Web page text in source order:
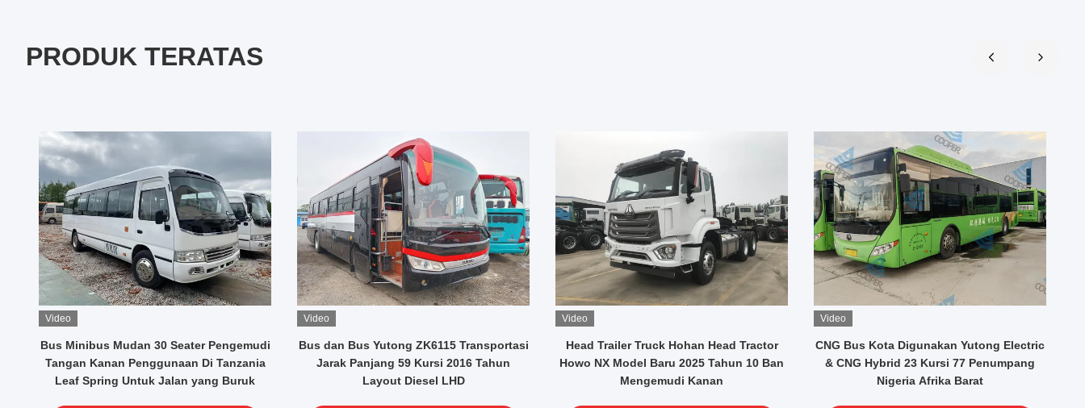
PRODUK TERATAS
Video
Bus Minibus Mudan 30 Seater Pengemudi
Tangan Kanan Penggunaan Di Tanzania
Leaf Spring Untuk Jalan yang Buruk
Video
Bus dan Bus Yutong ZK6115 Transportasi
Jarak Panjang 59 Kursi 2016 Tahun
Layout Diesel LHD
Video
Head Trailer Truck Hohan Head Tractor
Howo NX Model Baru 2025 Tahun 10 Ban
Mengemudi Kanan
Video
CNG Bus Kota Digunakan Yutong Electric
& CNG Hybrid 23 Kursi 77 Penumpang
Nigeria Afrika Barat